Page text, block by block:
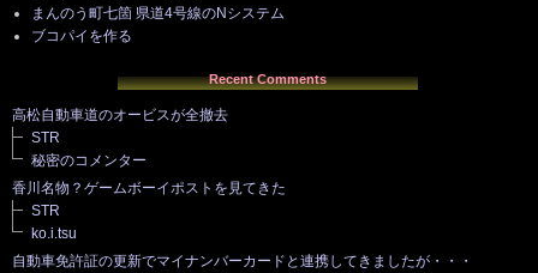
まんのう町七箇 県道4号線のNシステム
ブコパイを作る
Recent Comments
高松自動車道のオービスが全撤去
STR
秘密のコメンター
香川名物？ゲームボーイポストを見てきた
STR
ko.i.tsu
自動車免許証の更新でマイナンバーカードと連携してきましたが・・・